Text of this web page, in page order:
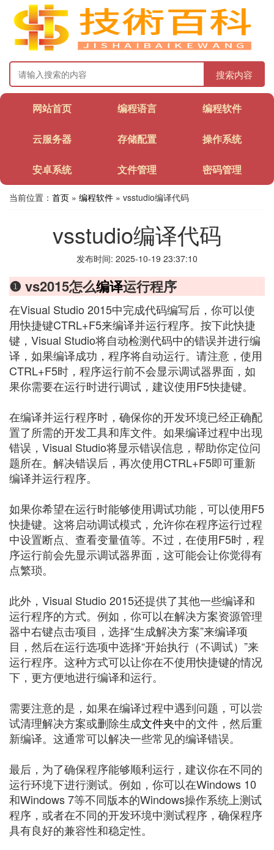
搜索内容
网站首页 编程语言 编程软件
云服务器 存储配置 操作系统
安卓系统 文件管理 密码管理
当前位置： 首页 » 编程软件 » vsstudio编译代码
vsstudio编译代码
发布时间: 2025-10-19 23:37:10
❶ vs2015怎么编译运行程序
在Visual Studio 2015中完成代码编写后，你可以使
用快捷键CTRL+F5来编译并运行程序。按下此快捷
键，Visual Studio将自动检测代码中的错误并进行编
译，如果编译成功，程序将自动运行。请注意，使用
CTRL+F5时，程序运行前不会显示调试器界面，如
果你需要在运行时进行调试，建议使用F5快捷键。
在编译并运行程序时，确保你的开发环境已经正确配
置了所需的开发工具和库文件。如果编译过程中出现
错误，Visual Studio将显示错误信息，帮助你定位问
题所在。解决错误后，再次使用CTRL+F5即可重新
编译并运行程序。
如果你希望在运行时能够使用调试功能，可以使用F5
快捷键。这将启动调试模式，允许你在程序运行过程
中设置断点、查看变量值等。不过，在使用F5时，程
序运行前会先显示调试器界面，这可能会让你觉得有
点繁琐。
此外，Visual Studio 2015还提供了其他一些编译和
运行程序的方式。例如，你可以在解决方案资源管理
器中右键点击项目，选择“生成解决方案”来编译项
目，然后在运行选项中选择“开始执行（不调试）”来
运行程序。这种方式可以让你在不使用快捷键的情况
下，更方便地进行编译和运行。
需要注意的是，如果在编译过程中遇到问题，可以尝
试清理解决方案或删除生成文件夹中的文件，然后重
新编译。这通常可以解决一些常见的编译错误。
最后，为了确保程序能够顺利运行，建议你在不同的
运行环境下进行测试。例如，你可以在Windows 10
和Windows 7等不同版本的Windows操作系统上测试
程序，或者在不同的开发环境中测试程序，确保程序
具有良好的兼容性和稳定性。